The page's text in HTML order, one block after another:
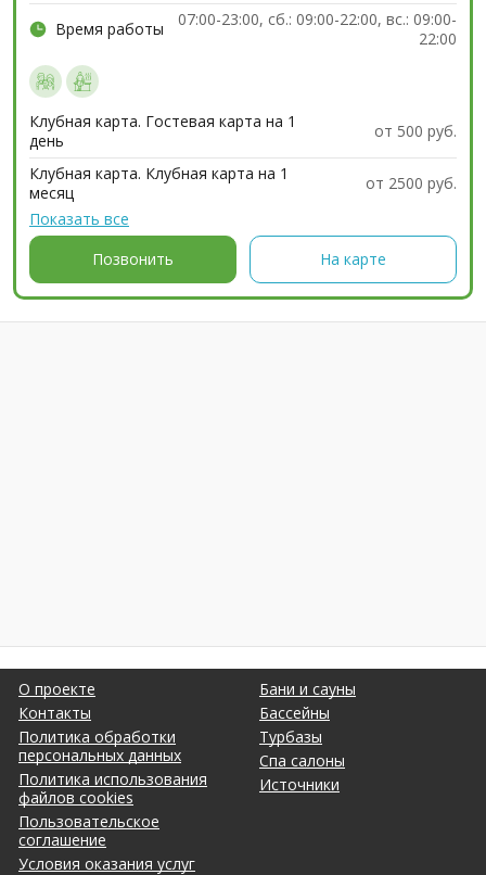
Время работы
07:00-23:00, сб.: 09:00-22:00, вс.: 09:00-
22:00
Клубная карта. Гостевая карта на 1
день
от 500 руб.
Клубная карта. Клубная карта на 1
месяц
от 2500 руб.
Показать все
Позвонить
На карте
О проекте
Контакты
Политика обработки
персональных данных
Политика использования
файлов cookies
Пользовательское
соглашение
Условия оказания услуг
Бани и сауны
Бассейны
Турбазы
Спа салоны
Источники